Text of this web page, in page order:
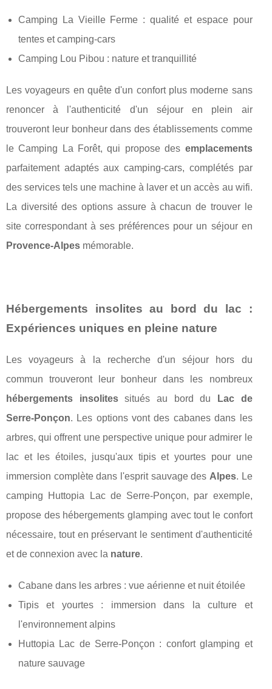
Camping La Vieille Ferme : qualité et espace pour
tentes et camping-cars
Camping Lou Pibou : nature et tranquillité
Les voyageurs en quête d'un confort plus moderne sans
renoncer à l'authenticité d'un séjour en plein air
trouveront leur bonheur dans des établissements comme
le Camping La Forêt, qui propose des emplacements
parfaitement adaptés aux camping-cars, complétés par
des services tels une machine à laver et un accès au wifi.
La diversité des options assure à chacun de trouver le
site correspondant à ses préférences pour un séjour en
Provence-Alpes mémorable.
Hébergements insolites au bord du lac :
Expériences uniques en pleine nature
Les voyageurs à la recherche d'un séjour hors du
commun trouveront leur bonheur dans les nombreux
hébergements insolitessitués au bord du
Lac de
Serre-Ponçon. Les options vont des cabanes dans les
arbres, qui offrent une perspective unique pour admirer le
lac et les étoiles, jusqu'aux tipis et yourtes pour une
immersion complète dans l'esprit sauvage des Alpes. Le
camping Huttopia Lac de Serre-Ponçon, par exemple,
propose des hébergements glamping avec tout le confort
nécessaire, tout en préservant le sentiment d'authenticité
et de connexion avec la nature.
Cabane dans les arbres : vue aérienne et nuit étoilée
Tipis et yourtes : immersion dans la culture et
l'environnement alpins
Huttopia Lac de Serre-Ponçon : confort glamping et
nature sauvage